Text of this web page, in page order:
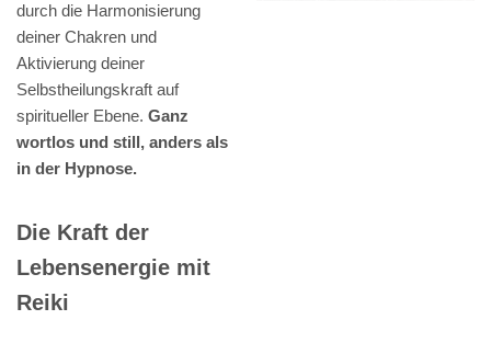
durch die Harmonisierung
deiner Chakren und
Aktivierung deiner
Selbstheilungskraft auf
spiritueller Ebene. Ganz
wortlos und still, anders als
in der Hypnose.
Die Kraft der
Lebensenergie mit
Reiki